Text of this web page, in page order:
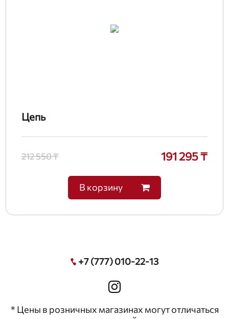
Цепь
212 550 ₸ 191 295 ₸
В корзину
+7 (777) 010-22-13
* Цены в розничных магазинах могут отличаться